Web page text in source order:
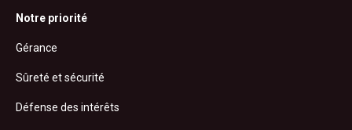
Notre priorité
Gérance
Sûreté et sécurité
Défense des intérêts